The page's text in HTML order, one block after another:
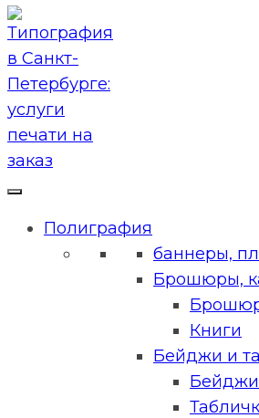
Полиграфия
баннеры,
Брошюры,
Книги
Бейджи и
Бейджи